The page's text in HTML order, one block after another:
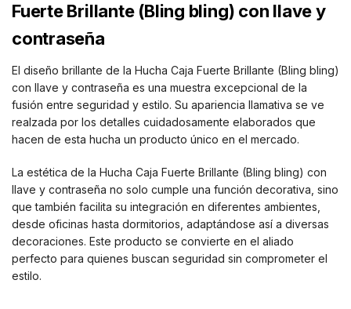
Fuerte Brillante (Bling bling) con llave y
contraseña
El diseño brillante de la Hucha Caja Fuerte Brillante (Bling bling)
con llave y contraseña es una muestra excepcional de la
fusión entre seguridad y estilo. Su apariencia llamativa se ve
realzada por los detalles cuidadosamente elaborados que
hacen de esta hucha un producto único en el mercado.
La estética de la Hucha Caja Fuerte Brillante (Bling bling) con
llave y contraseña no solo cumple una función decorativa, sino
que también facilita su integración en diferentes ambientes,
desde oficinas hasta dormitorios, adaptándose así a diversas
decoraciones. Este producto se convierte en el aliado
perfecto para quienes buscan seguridad sin comprometer el
estilo.